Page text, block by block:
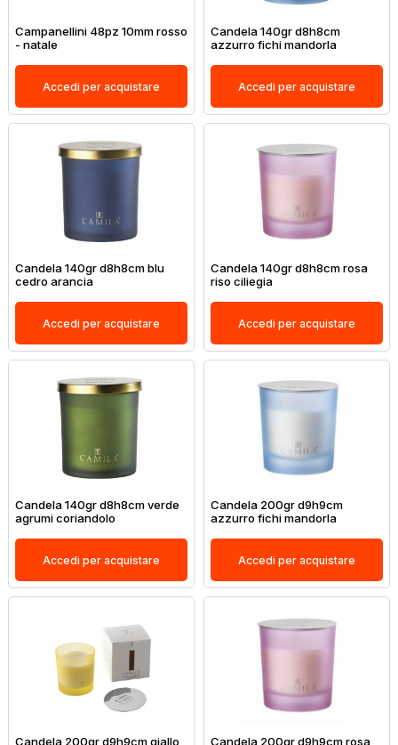
Campanellini 48pz 10mm rosso
- natale
Accedi per acquistare
Candela 140gr d8h8cm
azzurro fichi mandorla
Accedi per acquistare
Candela 140gr d8h8cm blu
cedro arancia
Accedi per acquistare
Candela 140gr d8h8cm rosa
riso ciliegia
Accedi per acquistare
Candela 140gr d8h8cm verde
agrumi coriandolo
Accedi per acquistare
Candela 200gr d9h9cm
azzurro fichi mandorla
Accedi per acquistare
Candela 200gr d9h9cm giallo Candela 200gr d9h9cm rosa